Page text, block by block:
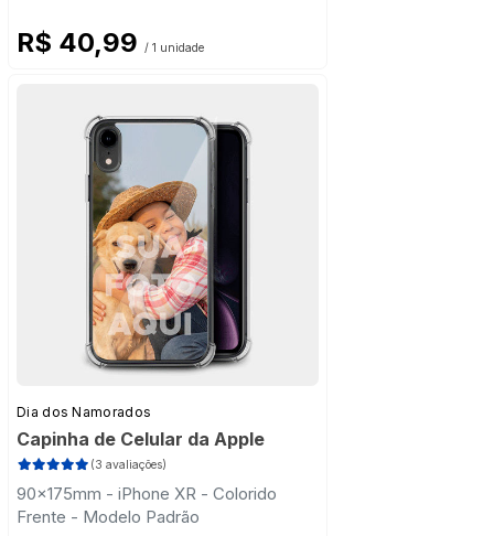
R$ 40,99 / 1 unidade
Dia dos Namorados
Capinha de Celular da Apple
(3 avaliações)
90x175mm - iPhone XR - Colorido
Frente - Modelo Padrão